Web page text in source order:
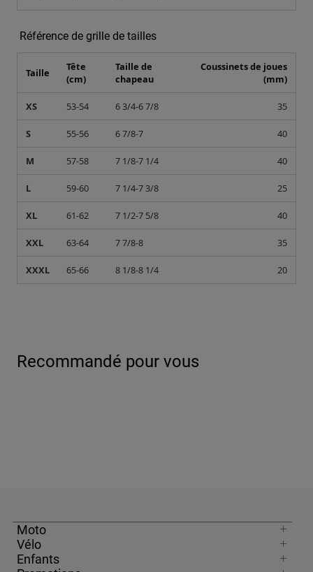
Référence de grille de tailles
Taille
Tête
(cm)
Taille de
chapeau
Coussinets de joues
(mm)
XS 53-54 6 3/4-6 7/8 35
S 55-56 6 7/8-7 40
M 57-58 7 1/8-7 1/4 40
L 59-60 7 1/4-7 3/8 25
XL 61-62 7 1/2-7 5/8 40
XXL 63-64 7 7/8-8 35
XXXL 65-66 8 1/8-8 1/4 20
Recommandé pour vous
Moto
Vélo
Enfants